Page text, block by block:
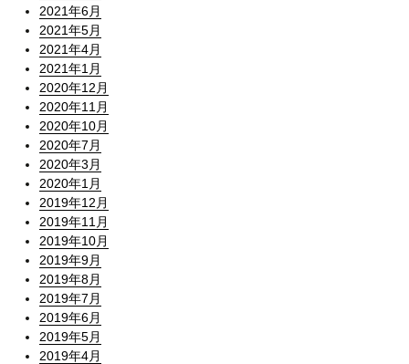
2021年6月
2021年5月
2021年4月
2021年1月
2020年12月
2020年11月
2020年10月
2020年7月
2020年3月
2020年1月
2019年12月
2019年11月
2019年10月
2019年9月
2019年8月
2019年7月
2019年6月
2019年5月
2019年4月